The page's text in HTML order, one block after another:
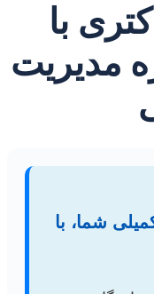
با
مدیریت
شما، با